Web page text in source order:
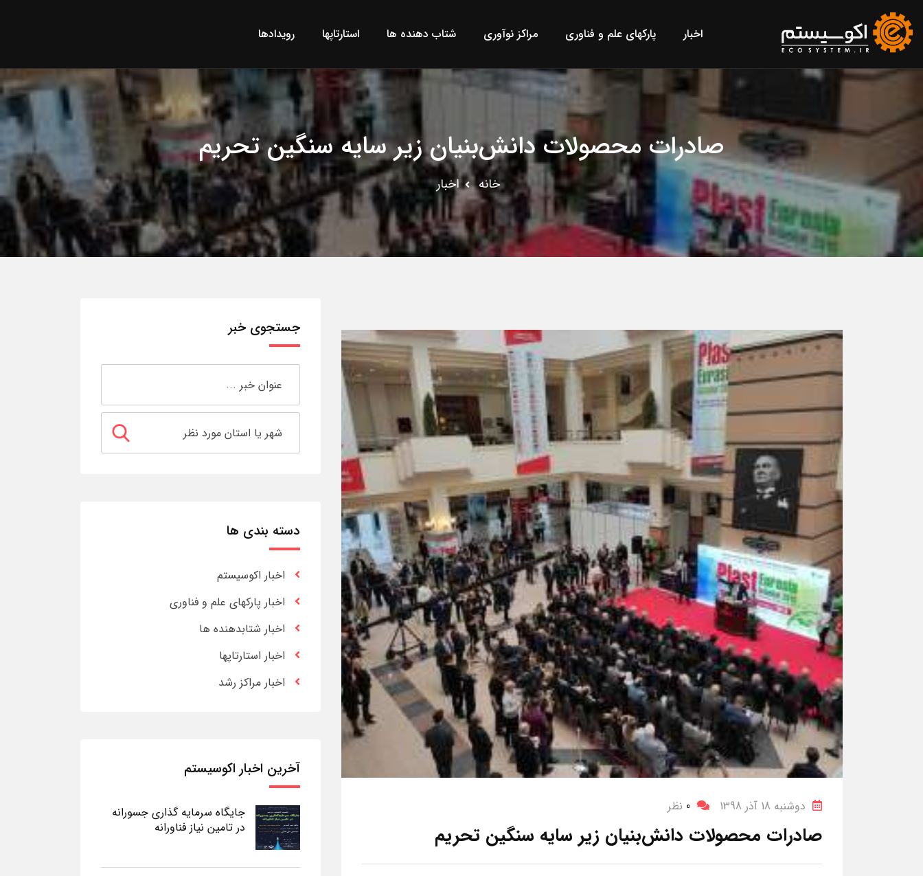
اخبار پارکهای علم و فناوری مراکز نوآوری شتاب دهنده ها استارتاپها رویدادها
صادرات محصولات دانش‌بنیان زیر سایه سنگین تحریم
خانه اخبار
دوشنبه 18 آذر 1398 0 نظر
صادرات محصولات دانش‌بنیان زیر سایه سنگین تحریم
جستجوی خبر
دسته بندی ها
اخبار اکوسیستم
اخبار پارکهای علم و فناوری
اخبار شتابدهنده ها
اخبار استارتاپها
اخبار مراکز رشد
آخرین اخبار اکوسیستم
جایگاه سرمایه گذاری جسورانه
در تامین نیاز فناورانه